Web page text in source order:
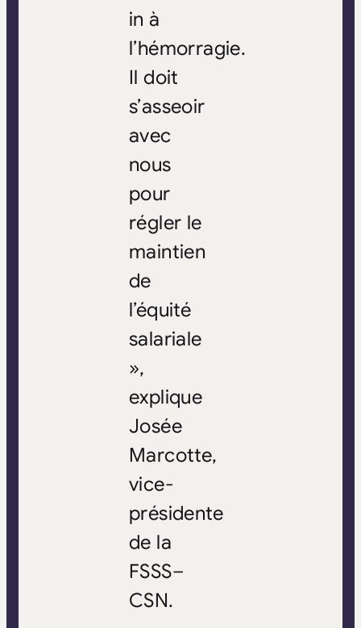
in à
l’hémorragie.
Il doit
s’asseoir
avec
nous
pour
régler le
maintien
de
l’équité
salariale
»,
explique
Josée
Marcotte,
vice-
présidente
de la
FSSS–
CSN.